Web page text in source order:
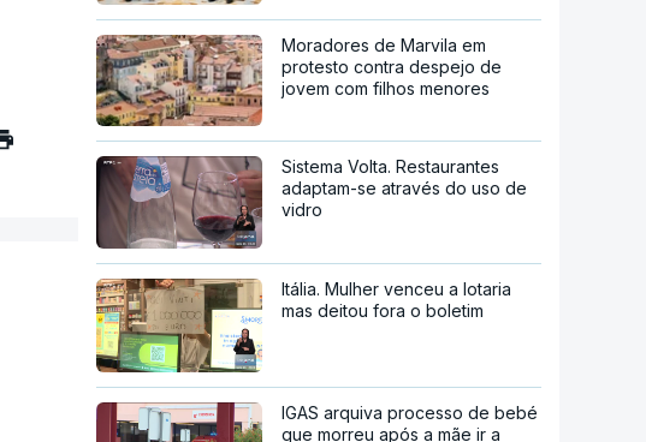
Moradores de Marvila em
protesto contra despejo de
jovem com filhos menores
Sistema Volta. Restaurantes
adaptam-se através do uso de
vidro
Itália. Mulher venceu a lotaria
mas deitou fora o boletim
IGAS arquiva processo de bebé
que morreu após a mãe ir a